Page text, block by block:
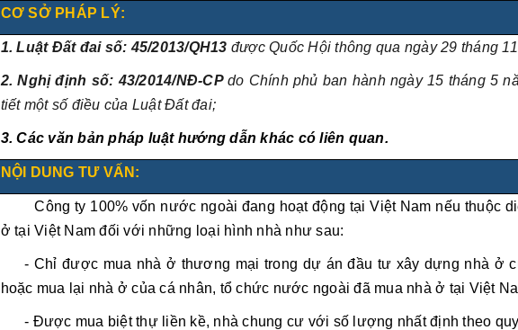
CƠ SỞ PHÁP LÝ:
1. Luật Đất đai số: 45/2013/QH13 được Quốc Hội thông qua ngày 29 tháng
2. Nghị định số: 43/2014/NĐ-CP do Chính phủ ban hành ngày 15 tháng 5
tiết một số điều của Luật Đất đai;
3. Các văn bản pháp luật hướng dẫn khác có liên quan.
NỘI DUNG TƯ VẤN:
Công ty 100% vốn nước ngoài đang hoạt động tại Việt Nam nếu thuộc
ở tại Việt Nam đối với những loại hình nhà như sau:
- Chỉ được mua nhà ở thương mại trong dự án đầu tư xây dựng nhà ở
hoặc mua lại nhà ở của cá nhân, tổ chức nước ngoài đã mua nhà ở tại Việt
- Được mua biệt thự liền kề, nhà chung cư với số lượng nhất định theo